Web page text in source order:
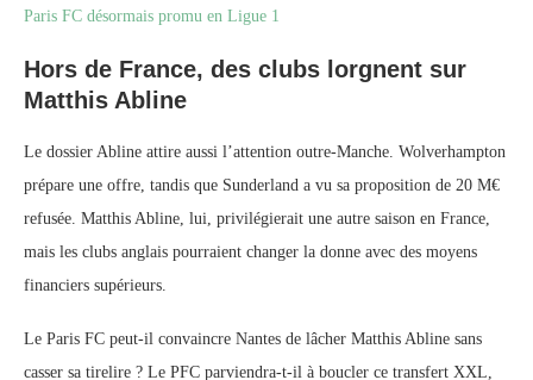
Paris FC désormais promu en Ligue 1
Hors de France, des clubs lorgnent sur
Matthis Abline
Le dossier Abline attire aussi l’attention outre-Manche. Wolverhampton
prépare une offre, tandis que Sunderland a vu sa proposition de 20 M€
refusée. Matthis Abline, lui, privilégierait une autre saison en France,
mais les clubs anglais pourraient changer la donne avec des moyens
financiers supérieurs.
Le Paris FC peut-il convaincre Nantes de lâcher Matthis Abline sans
casser sa tirelire ? Le PFC parviendra-t-il à boucler ce transfert XXL,